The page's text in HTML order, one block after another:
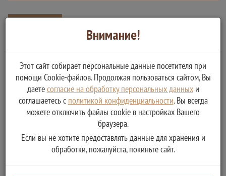
товаропроизводителей на уплату страховых премий по
договорам сельскохозяйственного страхования в области
растениеводства и организация перечисления средств на
возмещение данных затрат
Министерство сельского хозяйства Тверской области
организация перечисления Субсидий
Внимание!
Этот сайт собирает персональные данные посетителя при
помощи Cookie-файлов. Продолжая пользоваться сайтом, Вы
даетесогласие на обработку персональных данныхи
соглашаетесь с политикой конфиденциальности. Вы всегда
можете отключить файлы cookie в настройках Вашего
браузера.
Если вы не хотите предоставлять данные для хранения и
обработки, пожалуйста, покиньте сайт.